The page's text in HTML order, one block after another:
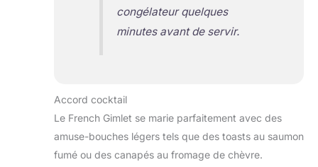
congélateur quelques
minutes avant de servir.
Accord cocktail
Le French Gimlet se marie parfaitement avec des
amuse-bouches légers tels que des toasts au saumon
fumé ou des canapés au fromage de chèvre.